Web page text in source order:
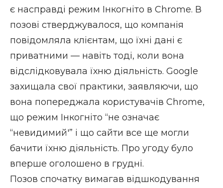
є насправді режим Інкогніто в Chrome. В
позові стверджувалося, що компанія
повідомляла клієнтам, що їхні дані є
приватними — навіть тоді, коли вона
відслідковувала їхню діяльність. Google
захищала свої практики, заявляючи, що
вона попереджала користувачів Chrome,
що режим Інкогніто “не означає
“невидимий'” і що сайти все ще могли
бачити їхню діяльність. Про угоду було
вперше оголошено в грудні.
Позов спочатку вимагав відшкодування